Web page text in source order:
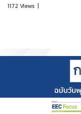
1172 Views |